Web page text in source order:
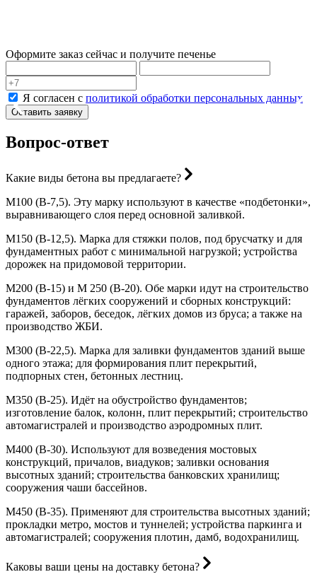
Оформите заказ сейчас и получите печенье
Я согласен с политикой обработки персональных данных
Оставить заявку
Вопрос-ответ
Какие виды бетона вы предлагаете?
М100 (В-7,5). Эту марку используют в качестве «подбетонки»,
выравнивающего слоя перед основной заливкой.
М150 (В-12,5). Марка для стяжки полов, под брусчатку и для
фундаментных работ с минимальной нагрузкой; устройства
дорожек на придомовой территории.
М200 (В-15) и М 250 (В-20). Обе марки идут на строительство
фундаментов лёгких сооружений и сборных конструкций:
гаражей, заборов, беседок, лёгких домов из бруса; а также на
производство ЖБИ.
М300 (В-22,5). Марка для заливки фундаментов зданий выше
одного этажа; для формирования плит перекрытий,
подпорных стен, бетонных лестниц.
М350 (В-25). Идёт на обустройство фундаментов;
изготовление балок, колонн, плит перекрытий; строительство
автомагистралей и производство аэродромных плит.
М400 (В-30). Используют для возведения мостовых
конструкций, причалов, виадуков; заливки основания
высотных зданий; строительства банковских хранилищ;
сооружения чаши бассейнов.
М450 (В-35). Применяют для строительства высотных зданий;
прокладки метро, мостов и туннелей; устройства паркинга и
автомагистралей; сооружения плотин, дамб, водохранилищ.
Каковы ваши цены на доставку бетона?